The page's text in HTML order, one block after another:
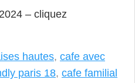
– cliquez
hautes, cafe avec
paris 18, cafe familial